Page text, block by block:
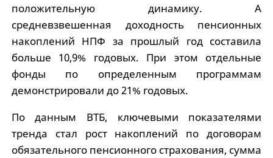
положительную динамику. А
средневзвешенная доходность пенсионных
накоплений НПФ за прошлый год составила
больше 10,9% годовых. При этом отдельные
фонды по определенным программам
демонстрировали до 21% годовых.
По данным ВТБ, ключевыми показателями
тренда стал рост накоплений по договорам
обязательного пенсионного страхования, сумма